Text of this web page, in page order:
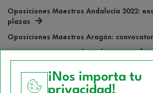
Oposiciones Maestros Andalucía 2022:
plazas
Oposiciones Maestros Aragón:
OEP Docentes Xunta de Galicia 2022
Oposiciones Maestros Cantabria 2022:
¡Nos importa tu
privacidad!